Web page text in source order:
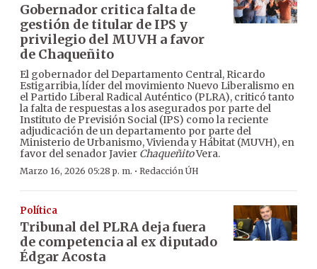
Gobernador critica falta de
gestión de titular de IPS y
privilegio del MUVH a favor
de Chaqueñito
El gobernador del Departamento Central, Ricardo
Estigarribia, líder del movimiento Nuevo Liberalismo en
el Partido Liberal Radical Auténtico (PLRA), criticó tanto
la falta de respuestas a los asegurados por parte del
Instituto de Previsión Social (IPS) como la reciente
adjudicación de un departamento por parte del
Ministerio de Urbanismo, Vivienda y Hábitat (MUVH), en
favor del senador Javier ChaqueñitoVera.
Marzo 16, 2026 05:28 p. m. · Redacción ÚH
Política
Tribunal del PLRA deja fuera
de competencia al ex diputado
Édgar Acosta